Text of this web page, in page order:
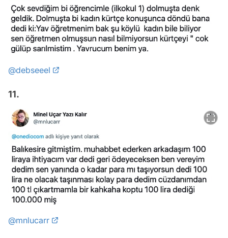
@debseeel
11.
@mnlucarr